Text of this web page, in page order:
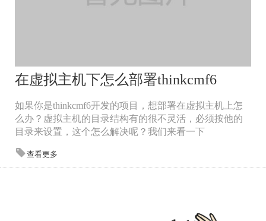
在虚拟主机下怎么部署thinkcmf6
如果你是thinkcmf6开发的项目，想部署在虚拟主机上怎
么办？虚拟主机的目录结构有的很不灵活，必须按他的
目录来设置，这个怎么解决呢？我们来看一下
查看更多